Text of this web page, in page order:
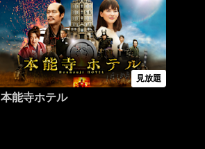
見放題
本能寺ホテル